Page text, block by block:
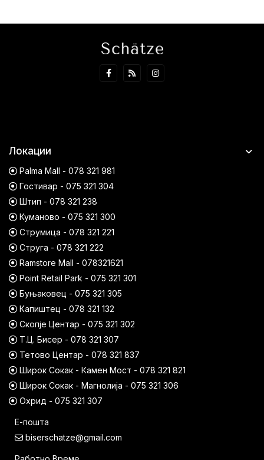
Локации
Palma Mall - 078 321 981
Гостивар - 075 321 304
Штип - 078 321 238
Куманово - 075 321 300
Струмица - 078 321 221
Струга - 078 321 222
Ramstore Mall - 078321621
Point Retail Park - 075 321 301
Буњаковец - 075 321 305
Капиштец - 078 321 132
Скопје Центар - 075 321 302
Т.Ц. Бисер - 078 321 307
Тетово Центар - 078 321 837
Широк Сокак - Камен Мост - 078 321 821
Широк Сокак - Магнолија - 075 321 306
Охрид - 075 321 307
Е-пошта
biserschatze@gmail.com